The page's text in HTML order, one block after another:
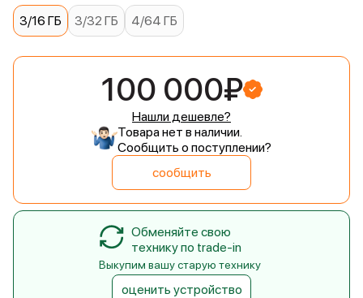
3/16 ГБ 3/32 ГБ 4/64 ГБ
100 000₽
Нашли дешевле?
Товара нет в наличии.
Сообщить о поступлении?
сообщить
Обменяйте свою
технику по trade-in
Выкупим вашу старую технику
оценить устройство